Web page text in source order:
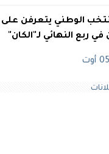
الوطني يتعرفن على
ربع النهائي لـ"الكان"
05 أوت